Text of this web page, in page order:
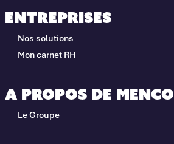
Entreprises
Nos solutions
Mon carnet RH
A propos de Menco
Le Groupe